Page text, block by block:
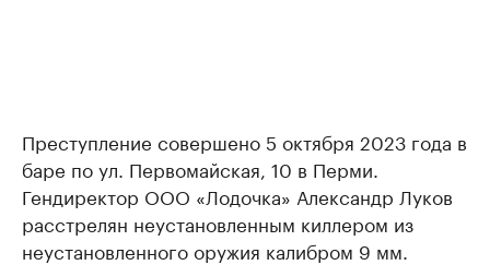
Преступление совершено 5 октября 2023 года в
баре по ул. Первомайская, 10 в Перми.
Гендиректор ООО «Лодочка» Александр Луков
расстрелян неустановленным киллером из
неустановленного оружия калибром 9 мм.